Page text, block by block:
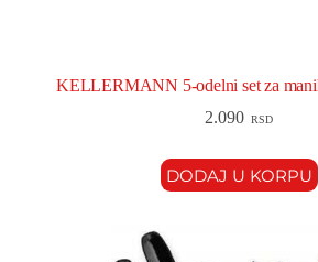
KELLERMANN 5-odelni set za
2.090 RSD
DODAJ U KORPU